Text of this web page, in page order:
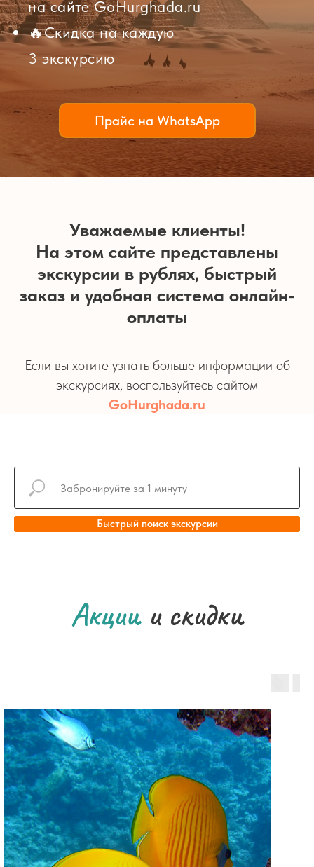
на сайтеGoHurghada.ru
🔥Cкидка на каждую
3 экскурсию
Прайс на WhatsApp
Уважаемые клиенты!
На этом сайте представлены
экскурсии в рублях, быстрый
заказ и удобная система онлайн-
оплаты
Если вы хотите узнать больше информации об
экскурсиях, воспользуйтесь сайтом
GoHurghada.ru
Быстрый поиск экскурсии
Акциии скидки